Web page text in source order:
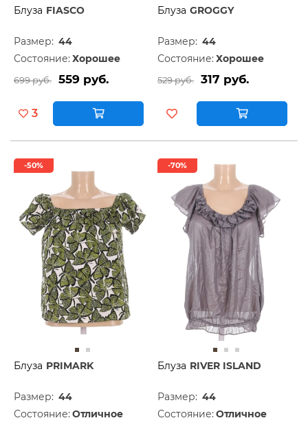
Блуза FIASCO
Размер: 44
Состояние: Хорошее
699 руб. 559 руб.
3
Блуза GROGGY
Размер: 44
Состояние: Хорошее
529 руб. 317 руб.
-50%
Блуза PRIMARK
Размер: 44
Состояние: Отличное
-70%
Блуза RIVER ISLAND
Размер: 44
Состояние: Отличное